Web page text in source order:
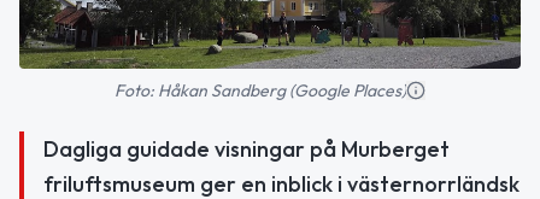
Foto: Håkan Sandberg (Google Places)
Dagliga guidade visningar på Murberget
friluftsmuseum ger en inblick i västernorrländsk